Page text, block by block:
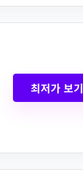
최저가 보기